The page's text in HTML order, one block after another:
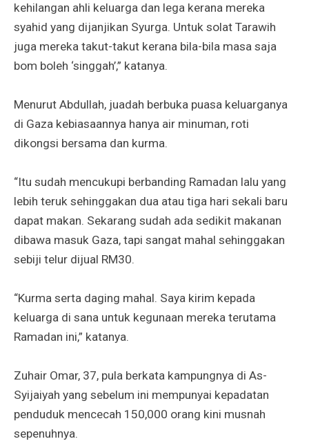
kehilangan ahli keluarga dan lega kerana mereka
syahid yang dijanjikan Syurga. Untuk solat Tarawih
juga mereka takut-takut kerana bila-bila masa saja
bom boleh ‘singgah’,” katanya.
Menurut Abdullah, juadah berbuka puasa keluarganya
di Gaza kebiasaannya hanya air minuman, roti
dikongsi bersama dan kurma.
“Itu sudah mencukupi berbanding Ramadan lalu yang
lebih teruk sehinggakan dua atau tiga hari sekali baru
dapat makan. Sekarang sudah ada sedikit makanan
dibawa masuk Gaza, tapi sangat mahal sehinggakan
sebiji telur dijual RM30.
“Kurma serta daging mahal. Saya kirim kepada
keluarga di sana untuk kegunaan mereka terutama
Ramadan ini,” katanya.
Zuhair Omar, 37, pula berkata kampungnya di As-
Syijaiyah yang sebelum ini mempunyai kepadatan
penduduk mencecah 150,000 orang kini musnah
sepenuhnya.